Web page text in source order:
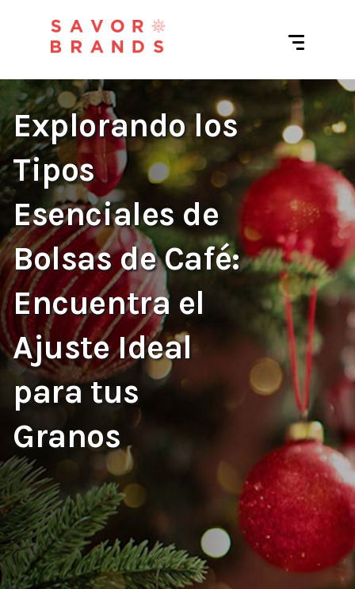
Explorando los
Tipos
Esenciales de
Bolsas de Café:
Encuentra el
Ajuste Ideal
para tus
Granos